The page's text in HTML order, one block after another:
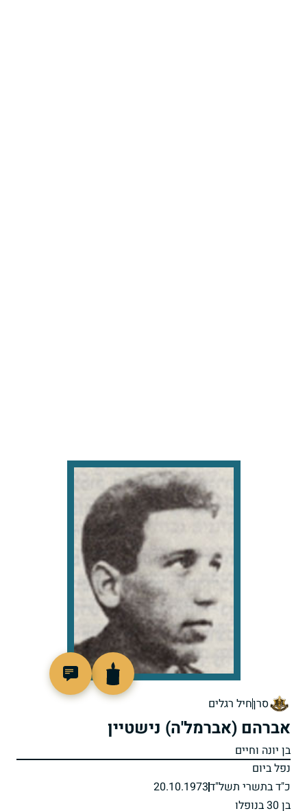
סרןחיל רגלים
אברהם (אברמל'ה) נישטיין
בן יונה וחיים
נפל ביום
כ"ד בתשרי תשל"ד20.10.1973
בן 30 בנופלו